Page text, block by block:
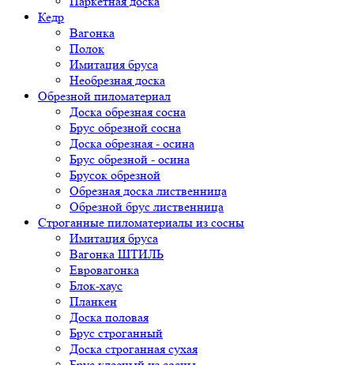
Кедр
Вагонка
Полок
Имитация бруса
Необрезная доска
Обрезной пиломатериал
Доска обрезная сосна
Брус обрезной сосна
Доска обрезная - осина
Брус обрезной - осина
Брусок обрезной
Обрезная доска лиственница
Обрезной брус лиственница
Строганные пиломатериалы из сосны
Имитация бруса
Вагонка ШТИЛЬ
Евровагонка
Блок-хаус
Планкен
Доска половая
Брус строганный
Доска строганная сухая